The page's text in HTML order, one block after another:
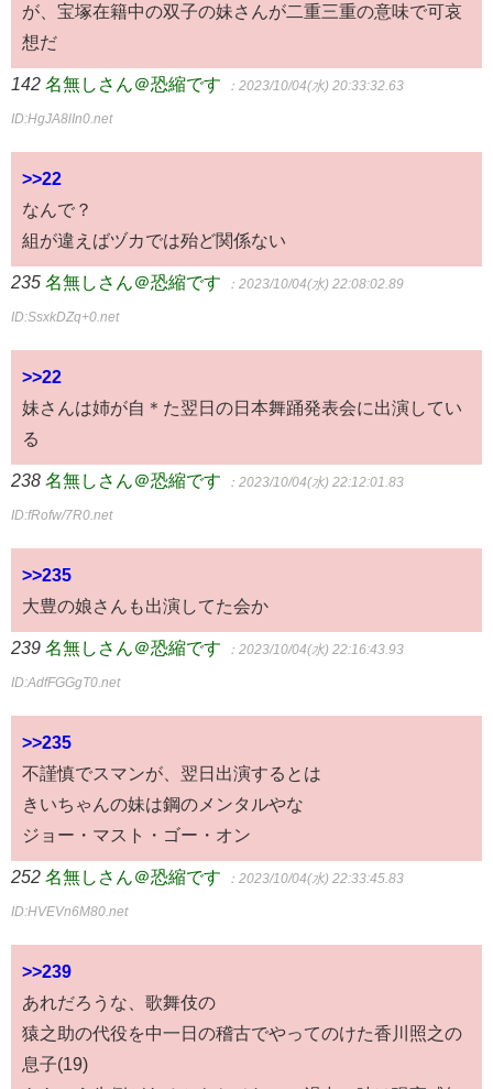
が、宝塚在籍中の双子の妹さんが二重三重の意味で可哀
想だ
142 名無しさん＠恐縮です ：2023/10/04(水) 20:33:32.63
ID:HgJA8lIn0.net
>>22
なんで？
組が違えばヅカでは殆ど関係ない
235 名無しさん＠恐縮です ：2023/10/04(水) 22:08:02.89
ID:SsxkDZq+0.net
>>22
妹さんは姉が自＊た翌日の日本舞踊発表会に出演してい
る
238 名無しさん＠恐縮です ：2023/10/04(水) 22:12:01.83
ID:fRofw/7R0.net
>>235
大豊の娘さんも出演してた会か
239 名無しさん＠恐縮です ：2023/10/04(水) 22:16:43.93
ID:AdfFGGgT0.net
>>235
不謹慎でスマンが、翌日出演するとは
きいちゃんの妹は鋼のメンタルやな
ジョー・マスト・ゴー・オン
252 名無しさん＠恐縮です ：2023/10/04(水) 22:33:45.83
ID:HVEVn6M80.net
>>239
あれだろうな、歌舞伎の
猿之助の代役を中一日の稽古でやってのけた香川照之の
息子(19)